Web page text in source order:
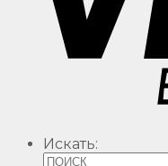
Искать: